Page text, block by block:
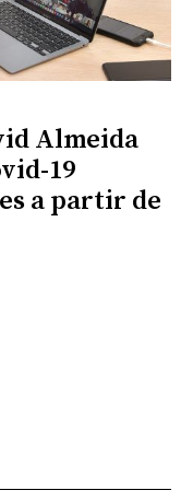
Almeida
19
a partir de